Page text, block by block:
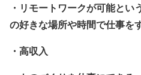
・リモートワークが可能と
の好きな場所や時間で仕事を
・高収入